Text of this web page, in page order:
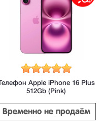
Телефон Apple iPhone 16 Plus
512Gb (Pink)
Временно не продаём